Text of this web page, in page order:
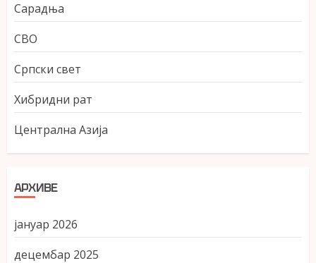
Сарадња
СВО
Српски свет
Хибридни рат
Централна Азија
АРХИВЕ
јануар 2026
децембар 2025